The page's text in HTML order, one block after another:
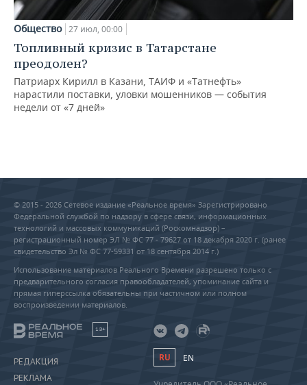
Общество 27 июл, 00:00
Топливный кризис в Татарстане
преодолен?
Патриарх Кирилл в Казани, ТАИФ и «Татнефть»
нарастили поставки, уловки мошенников — события
недели от «7 дней»
© 2015 - 2026 Сетевое издание «Реальное время» Зарегистрировано
Федеральной службой по надзору в сфере связи, информационных
технологий и массовых коммуникаций (Роскомнадзор) –
регистрационный номер ЭЛ № ФС 77 - 79627 от 18 декабря 2020 г. (ранее
свидетельство Эл № ФС 77-59331 от 18 сентября 2014 г.)
Использование материалов Реального Времени разрешено только с
предварительного согласия правообладателей, упоминание сайта и
прямая гиперссылка обязательны при частичном или полном
воспроизведении материалов.
18+
РЕДАКЦИЯ
РЕКЛАМА
RU EN